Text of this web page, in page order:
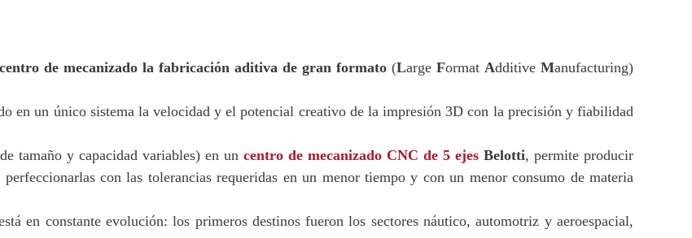
de mecanizado la fabricación aditiva de gran formato (Large Format Additive Manufacturing)
en un único sistema la velocidad y el potencial creativo de la impresión 3D con la precisión y fiabilidad
tamaño y capacidad variables) en un centro de mecanizado CNC de 5 ejes Belotti, permite producir
con las tolerancias requeridas en un menor tiempo y con un menor consumo de materia
en constante evolución: los primeros destinos fueron los sectores náutico, automotriz y aeroespacial,